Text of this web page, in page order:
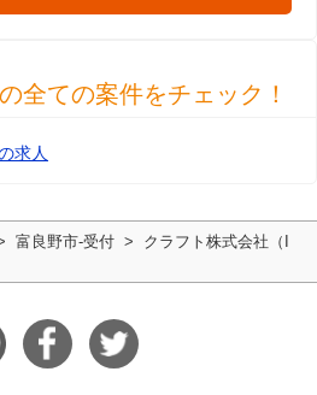
全ての案件をチェック！
求人
富良野市-受付
クラフト株式会社（I